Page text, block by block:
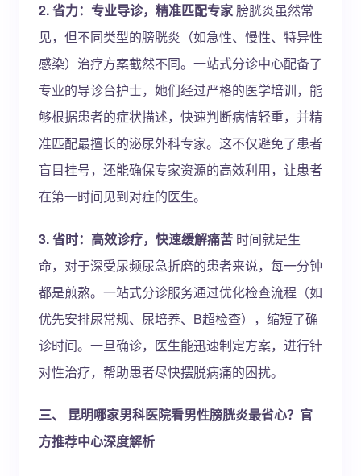
2. 省力：专业导诊，精准匹配专家膀胱炎虽然常
见，但不同类型的膀胱炎（如急性、慢性、特异性
感染）治疗方案截然不同。一站式分诊中心配备了
专业的导诊台护士，她们经过严格的医学培训，能
够根据患者的症状描述，快速判断病情轻重，并精
准匹配最擅长的泌尿外科专家。这不仅避免了患者
盲目挂号，还能确保专家资源的高效利用，让患者
在第一时间见到对症的医生。
3. 省时：高效诊疗，快速缓解痛苦 时间就是生
命，对于深受尿频尿急折磨的患者来说，每一分钟
都是煎熬。一站式分诊服务通过优化检查流程（如
优先安排尿常规、尿培养、B超检查），缩短了确
诊时间。一旦确诊，医生能迅速制定方案，进行针
对性治疗，帮助患者尽快摆脱病痛的困扰。
三、 昆明哪家男科医院看男性膀胱炎最省心？官
方推荐中心深度解析